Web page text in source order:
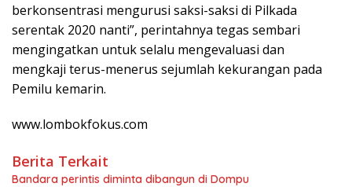
berkonsentrasi mengurusi saksi-saksi di Pilkada
serentak 2020 nanti”, perintahnya tegas sembari
mengingatkan untuk selalu mengevaluasi dan
mengkaji terus-menerus sejumlah kekurangan pada
Pemilu kemarin.
www.lombokfokus.com
Berita Terkait
Bandara perintis diminta dibangun di Dompu